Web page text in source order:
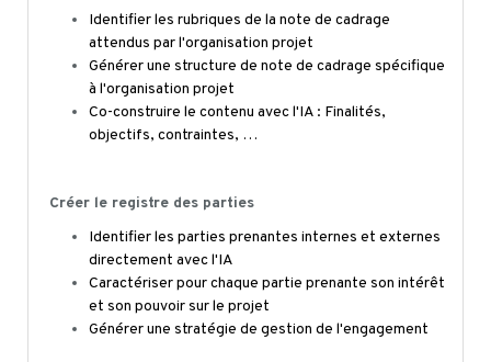
Identifier les rubriques de la note de cadrage
attendus par l'organisation projet
Générer une structure de note de cadrage spécifique
à l'organisation projet
Co-construire le contenu avec l'IA : Finalités,
objectifs, contraintes, …
Créer le registre des parties
Identifier les parties prenantes internes et externes
directement avec l'IA
Caractériser pour chaque partie prenante son intérêt
et son pouvoir sur le projet
Générer une stratégie de gestion de l'engagement